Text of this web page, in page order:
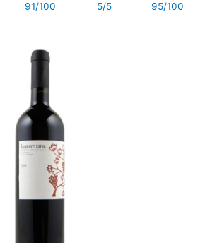
91/100 5/5 95/100